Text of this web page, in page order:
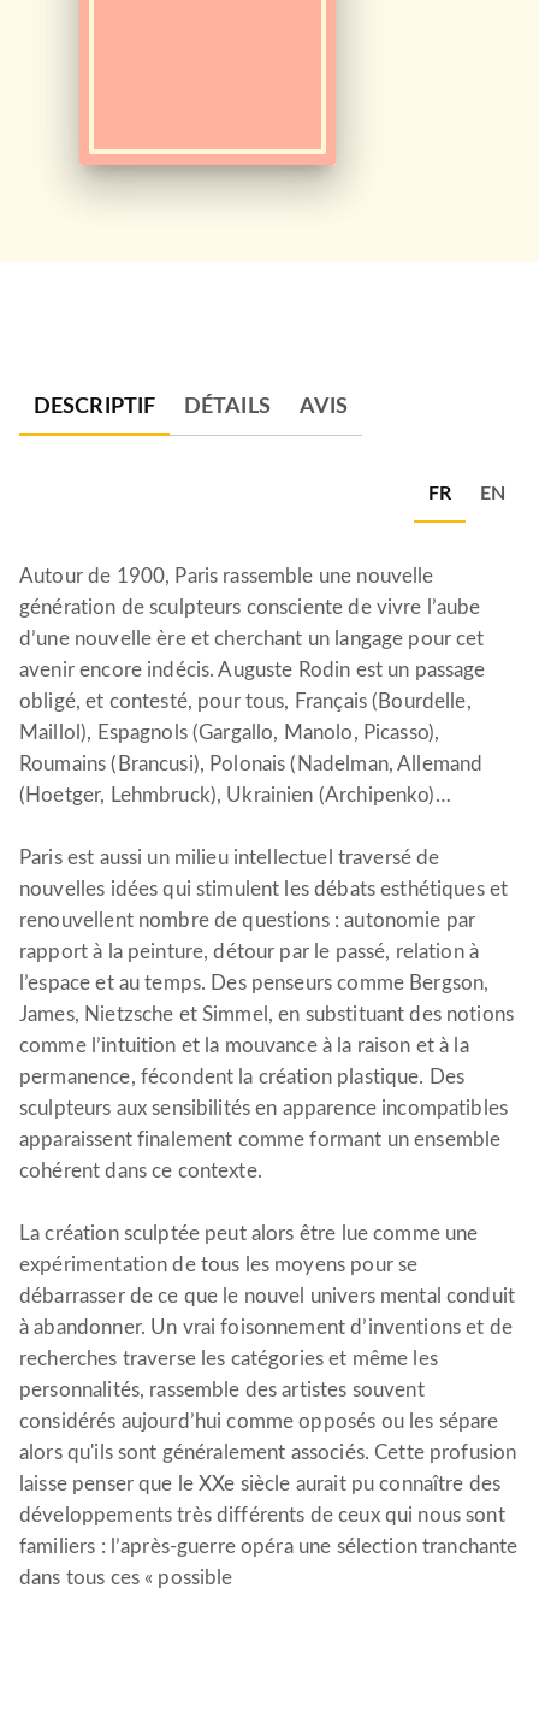
DESCRIPTIF DÉTAILS AVIS
FR EN
Autour de 1900, Paris rassemble une nouvelle
génération de sculpteurs consciente de vivre l’aube
d’une nouvelle ère et cherchant un langage pour cet
avenir encore indécis. Auguste Rodin est un passage
obligé, et contesté, pour tous, Français (Bourdelle,
Maillol), Espagnols (Gargallo, Manolo, Picasso),
Roumains (Brancusi), Polonais (Nadelman, Allemand
(Hoetger, Lehmbruck), Ukrainien (Archipenko)…
Paris est aussi un milieu intellectuel traversé de
nouvelles idées qui stimulent les débats esthétiques et
renouvellent nombre de questions : autonomie par
rapport à la peinture, détour par le passé, relation à
l’espace et au temps. Des penseurs comme Bergson,
James, Nietzsche et Simmel, en substituant des notions
comme l’intuition et la mouvance à la raison et à la
permanence, fécondent la création plastique. Des
sculpteurs aux sensibilités en apparence incompatibles
apparaissent finalement comme formant un ensemble
cohérent dans ce contexte.
La création sculptée peut alors être lue comme une
expérimentation de tous les moyens pour se
débarrasser de ce que le nouvel univers mental conduit
à abandonner. Un vrai foisonnement d’inventions et de
recherches traverse les catégories et même les
personnalités, rassemble des artistes souvent
considérés aujourd’hui comme opposés ou les sépare
alors qu'ils sont généralement associés. Cette profusion
laisse penser que le XXe siècle aurait pu connaître des
développements très différents de ceux qui nous sont
familiers : l’après-guerre opéra une sélection tranchante
dans tous ces « possible